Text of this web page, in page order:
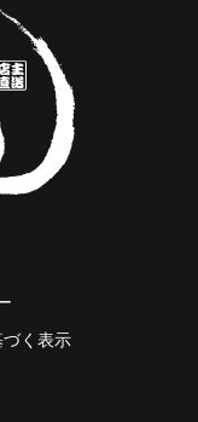
く表示